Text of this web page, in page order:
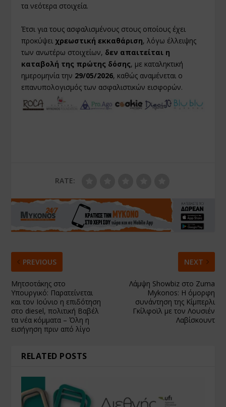
τα νεότερα στοιχεία.
Έτσι για τους ασφαλισμένους στους οποίους έχει
προκύψει χρεωστική εκκαθάριση, λόγω έλλειψης
των ανωτέρω στοιχείων, δεν απαιτείται η
καταβολή της πρώτης δόσης, με καταληκτική
ημερομηνία την 29/05/2026, καθώς αναμένεται ο
επανυπολογισμός των ασφαλιστικών εισφορών.
RATE:
PREVIOUS
Μητσοτάκης στο
Υπουργικό: Παρατείνεται
και τον Ιούνιο η επιδότηση
στο diesel, πολιτική Βαβέλ
τα νέα κόμματα – Όλη η
εισήγηση πριν από λίγο
NEXT
Λάμψη Showbiz στο Zuma
Mykonos: Η όμορφη
συνάντηση της Κίμπερλι
Γκίλφοϊλ με τον Λουσιέν
Λαβίσκουντ
RELATED POSTS